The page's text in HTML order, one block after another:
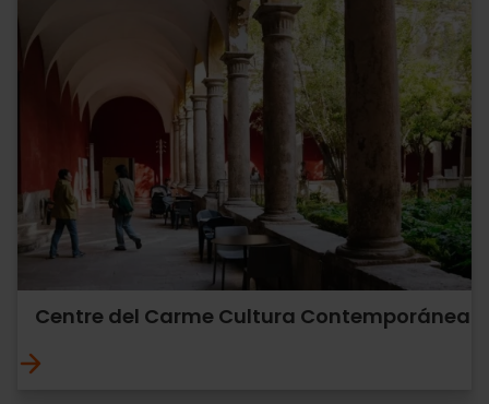
Centre del Carme Cultura Contemporánea